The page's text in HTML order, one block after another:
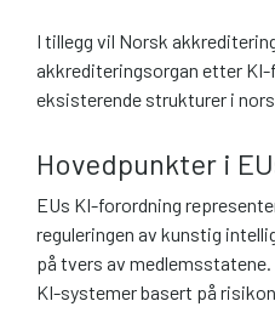
I tillegg vil Norsk
akkrediteringsorgan etter
eksisterende strukturer i
Hovedpunkter i
EUs KI-forordning
reguleringen av kunstig
på tvers av
KI-systemer basert på